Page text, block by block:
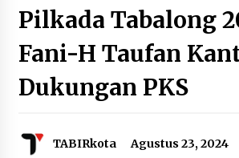
Perkuat Tata Kelola
Pelayanan Publik, Bupati
Kaji Tiru ke DIY
Agustus 4, 2026
Antisipasi Karhutla, PT
Agustus 4, 2026
Pilkada Tabalong
Fani-H Taufan
Dukungan PKS
TABIRkota Agustus 23, 2024